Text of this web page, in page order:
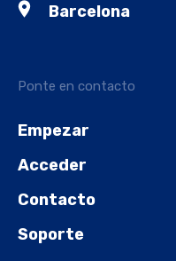
Ponte en contacto
Empezar
Acceder
Contacto
Soporte
Barcelona